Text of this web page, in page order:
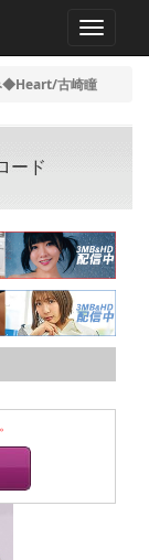
MENU
◆Heart/古崎瞳
ード